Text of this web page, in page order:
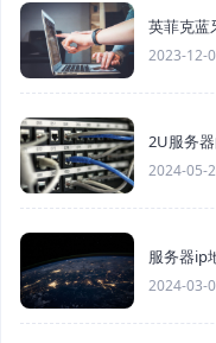
英菲克蓝
2023-12-
2U服务
2024-05-
服务器ip
2024-03-